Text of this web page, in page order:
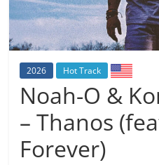
2026 Hot Track
Noah-O &
– Thanos
Forever)